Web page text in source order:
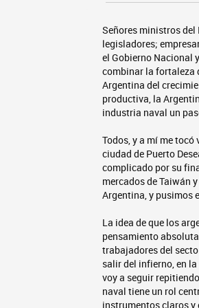
Señores ministros
legisladores;
el Gobierno Nacional
combinar la fortaleza
Argentina del
productiva, la
industria naval un
Todos, y a mí me
ciudad de Puerto
complicado por su
mercados de Taiwán
Argentina, y pusimos
La idea de que los
pensamiento
trabajadores del
salir del infierno, en
voy a seguir
naval tiene un rol
instrumentos claros y